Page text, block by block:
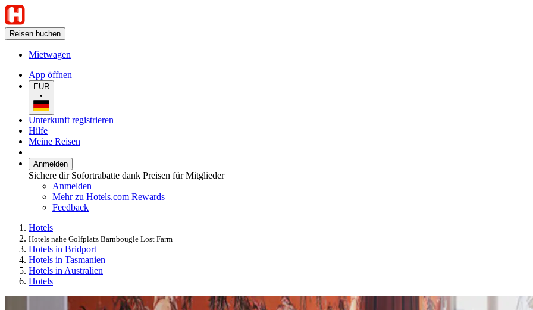
Reisen buchen
Mietwagen
App öffnen
EUR
•
Unterkunft registrieren
Hilfe
Meine Reisen
Anmelden
Sichere dir Sofortrabatte dank Preisen für Mitglieder
Anmelden
Mehr zu Hotels.com Rewards
Feedback
Hotels
Hotels nahe Golfplatz Barnbougle Lost Farm
Hotels in Bridport
Hotels in Tasmanien
Hotels in Australien
Hotels